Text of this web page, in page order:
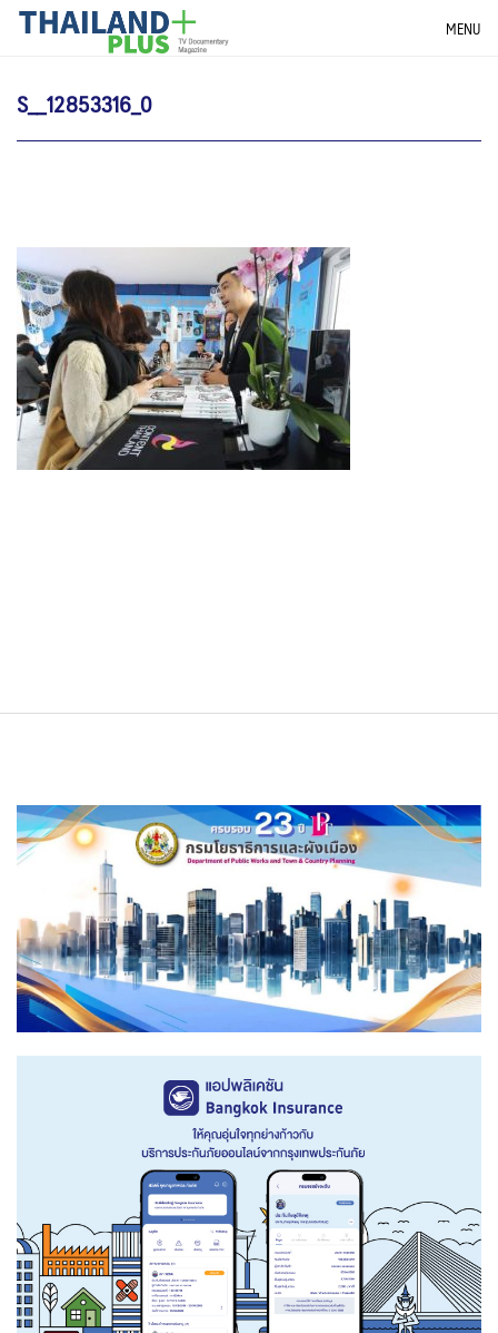
SkipTHAILANDPLUS NEWS MENU
S__12853316_0